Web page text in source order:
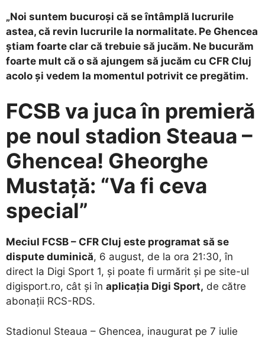
„Noi suntem bucuroși că se întâmplă lucrurile
astea, că revin lucrurile la normalitate. Pe Ghencea
știam foarte clar că trebuie să jucăm. Ne bucurăm
foarte mult că o să ajungem să jucăm cu CFR Cluj
acolo și vedem la momentul potrivit ce pregătim.
FCSB va juca în premieră
pe noul stadion Steaua –
Ghencea! Gheorghe
Mustață: “Va fi ceva
special”
Meciul FCSB – CFR Cluj este programat să se
dispute duminică, 6 august, de la ora 21:30, în
direct la Digi Sport 1, și poate fi urmărit și pe site-ul
digisport.ro, cât și în aplicația Digi Sport, de către
abonații RCS-RDS.
Stadionul Steaua – Ghencea, inaugurat pe 7 iulie